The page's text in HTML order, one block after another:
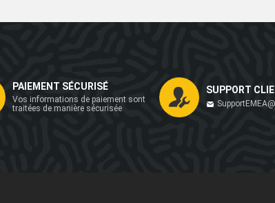
PAIEMENT SÉCURISÉ
Vos informations de paiement sont
traitées de manière sécurisée
SUPPORT